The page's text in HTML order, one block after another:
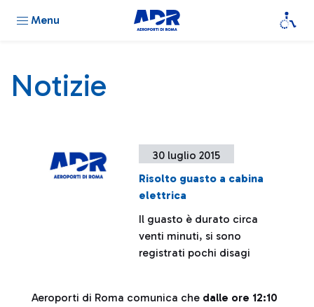
Menu
Notizie
30 luglio 2015
Risolto guasto a cabina
elettrica
Il guasto è durato circa
venti minuti, si sono
registrati pochi disagi
Aeroporti di Roma comunica che dalle ore 12:10